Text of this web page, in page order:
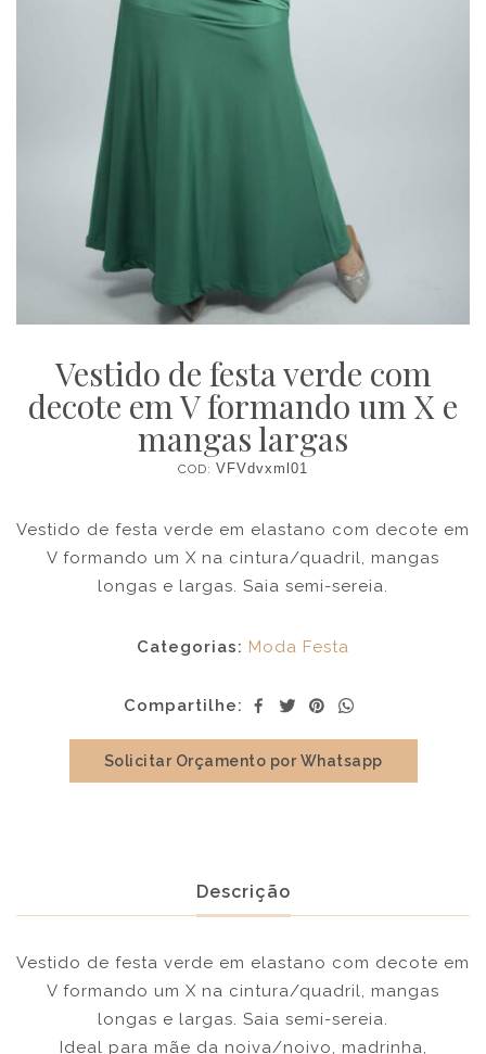
Vestido de festa verde com
decote em V formando um X e
mangas largas
COD: VFVdvxml01
Vestido de festa verde em elastano com decote em
V formando um X na cintura/quadril, mangas
longas e largas. Saia semi-sereia.
Categorias: Moda Festa
Compartilhe:
Solicitar Orçamento por Whatsapp
Descrição
Vestido de festa verde em elastano com decote em
V formando um X na cintura/quadril, mangas
longas e largas. Saia semi-sereia.
Ideal para mãe da noiva/noivo, madrinha,